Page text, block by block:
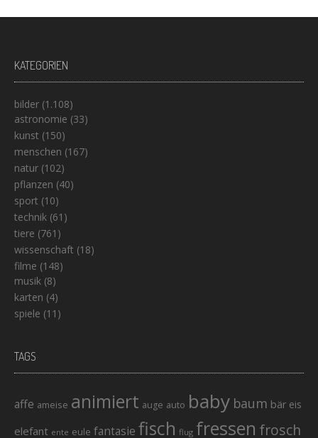
KATEGORIEN
bilder (1.108)
astronomie (33)
kunst (150)
menschen (167)
natur (102)
pflanzen (40)
sport (10)
technik (61)
tiere (761)
wissenschaft (18)
filme (148)
musik (8)
karten (4)
spiele (11)
TAGS
affe ameise animiert auge auto baby baum bär eis
elefant ente eule fantasie fisch flug fressen frosch